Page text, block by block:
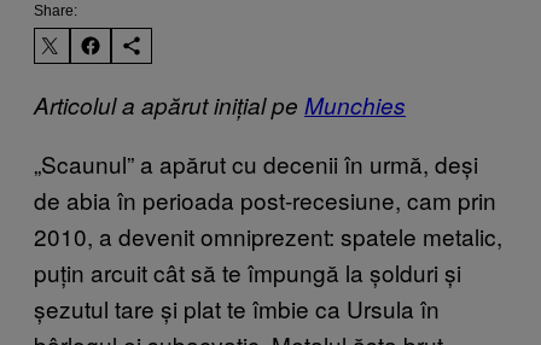
Share:
Articolul a apărut inițial pe Munchies
„Scaunul” a apărut cu decenii în urmă, deși
de abia în perioada post-recesiune, cam prin
2010, a devenit omniprezent: spatele metalic,
puțin arcuit cât să te împungă la șolduri și
șezutul tare și plat te îmbie ca Ursula în